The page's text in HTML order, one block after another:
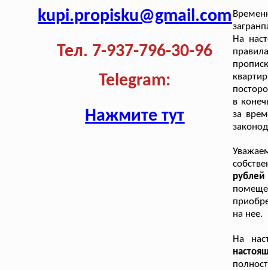
kupi.propisku@gmail.com
Тел. 7-937-796-30-96
Telegram:
Нажмите тут
На
в
за
на нее.
На